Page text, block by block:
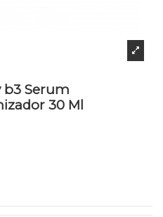
b3 Serum
30 Ml